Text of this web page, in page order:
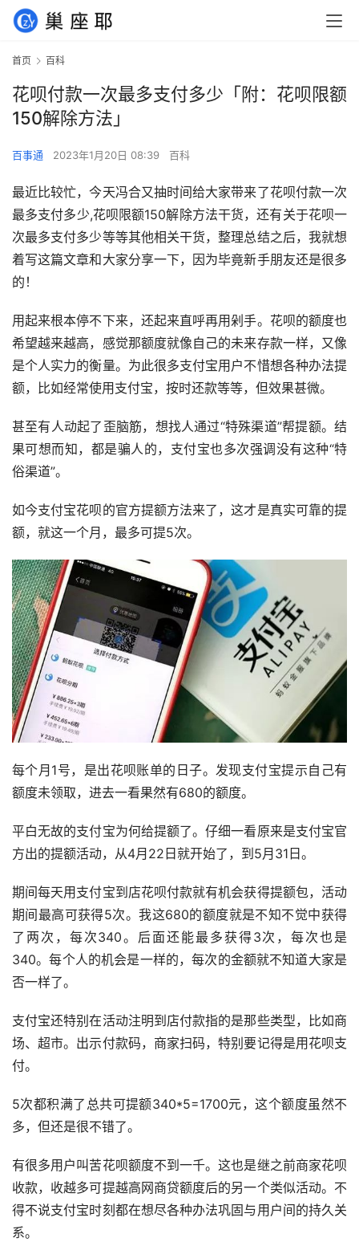
首页 百科
花呗付款一次最多支付多少「附：花呗限额
150解除方法」
百事通 2023年1月20日 08:39 百科
最近比较忙，今天冯合又抽时间给大家带来了花呗付款一次
最多支付多少,花呗限额150解除方法干货，还有关于花呗一
次最多支付多少等等其他相关干货，整理总结之后，我就想
着写这篇文章和大家分享一下，因为毕竟新手朋友还是很多
的！
用起来根本停不下来，还起来直呼再用剁手。花呗的额度也
希望越来越高，感觉那额度就像自己的未来存款一样，又像
是个人实力的衡量。为此很多支付宝用户不惜想各种办法提
额，比如经常使用支付宝，按时还款等等，但效果甚微。
甚至有人动起了歪脑筋，想找人通过“特殊渠道”帮提额。结
果可想而知，都是骗人的，支付宝也多次强调没有这种“特
俗渠道”。
如今支付宝花呗的官方提额方法来了，这才是真实可靠的提
额，就这一个月，最多可提5次。
每个月1号，是出花呗账单的日子。发现支付宝提示自己有
额度未领取，进去一看果然有680的额度。
平白无故的支付宝为何给提额了。仔细一看原来是支付宝官
方出的提额活动，从4月22日就开始了，到5月31日。
期间每天用支付宝到店花呗付款就有机会获得提额包，活动
期间最高可获得5次。我这680的额度就是不知不觉中获得
了两次，每次340。后面还能最多获得3次，每次也是
340。每个人的机会是一样的，每次的金额就不知道大家是
否一样了。
支付宝还特别在活动注明到店付款指的是那些类型，比如商
场、超市。出示付款码，商家扫码，特别要记得是用花呗支
付。
5次都积满了总共可提额340*5=1700元，这个额度虽然不
多，但还是很不错了。
有很多用户叫苦花呗额度不到一千。这也是继之前商家花呗
收款，收越多可提越高网商贷额度后的另一个类似活动。不
得不说支付宝时刻都在想尽各种办法巩固与用户间的持久关
系。